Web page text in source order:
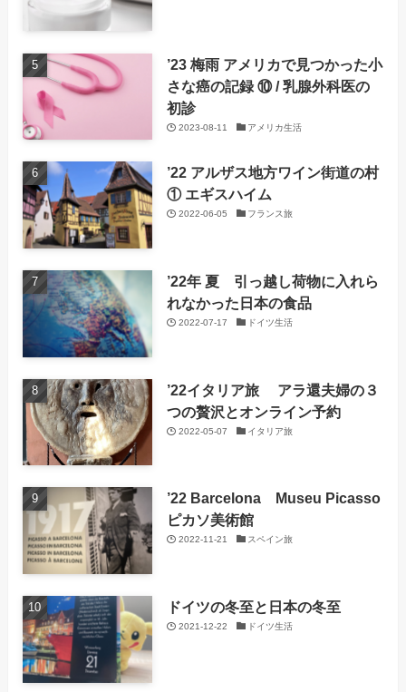
’23 梅雨 アメリカで見つかった小
さな癌の記録 ⑩ / 乳腺外科医の
初診
2023-08-11 アメリカ生活
’22 アルザス地方ワイン街道の村
① エギスハイム
2022-06-05 フランス旅
’22年 夏 引っ越し荷物に入れら
れなかった日本の食品
2022-07-17 ドイツ生活
’22イタリア旅 アラ還夫婦の３
つの贅沢とオンライン予約
2022-05-07 イタリア旅
’22 Barcelona Museu Picasso
ピカソ美術館
2022-11-21 スペイン旅
ドイツの冬至と日本の冬至
2021-12-22 ドイツ生活